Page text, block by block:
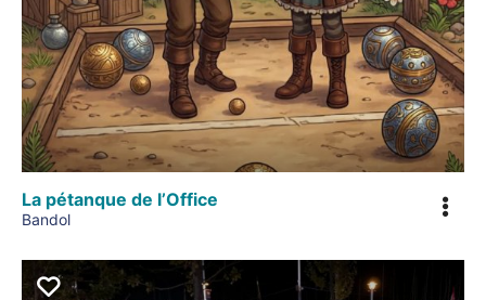
La pétanque de l’Office
Bandol